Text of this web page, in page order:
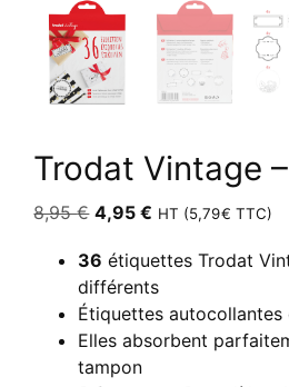
Trodat Vintage
8,95€ Le
initial
était :
8,95 €.
4,95€ Le
actuel
est :
4,95 €.
HT (5,79€ TTC)
36 étiquettes Trodat
différents
Étiquettes autocollantes
Elles absorbent
tampon